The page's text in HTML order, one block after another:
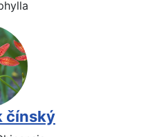
čínský